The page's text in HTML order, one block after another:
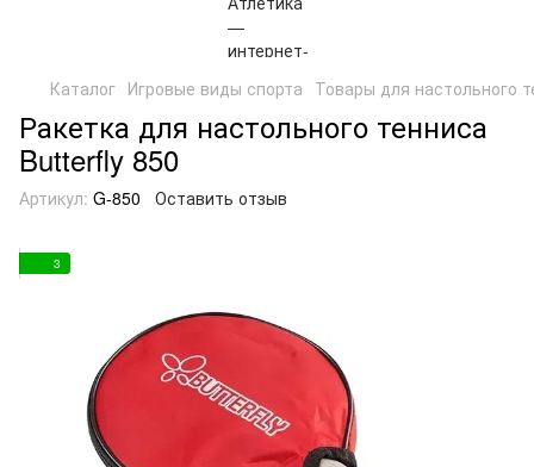
Каталог Игровые виды спорта Товары для настольного
Ракетка для настольного тенниса
Butterfly 850
Артикул: G-850 Оставить отзыв
3